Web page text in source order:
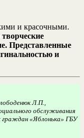
и красочными.
Представленные
и
Л.П.,
обслуживания
граждан «Яблонька» ГБУ